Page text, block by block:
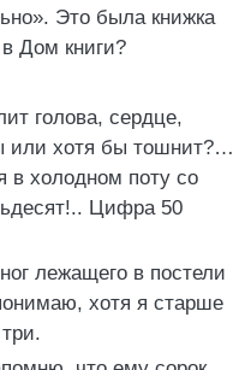
Это была книжка
Дом книги?
голова, сердце,
или хотя бы тошнит?…
в холодном поту со
Цифра 50
лежащего в постели
хотя я старше